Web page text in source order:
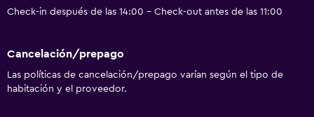
Calefacción
Baño
Check-in después de las 14:00 - Check-out antes de las 11:00
Cancelación/prepago
Las políticas de cancelación/prepago varían según el tipo de
habitación y el proveedor.